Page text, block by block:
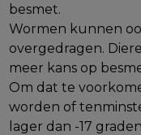
besmet.
Wormen kunnen
overgedragen.
meer kans op
Om dat te
worden of
lager dan -17